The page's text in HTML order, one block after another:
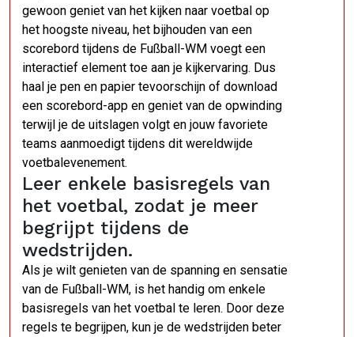
gewoon geniet van het kijken naar voetbal op
het hoogste niveau, het bijhouden van een
scorebord tijdens de Fußball-WM voegt een
interactief element toe aan je kijkervaring. Dus
haal je pen en papier tevoorschijn of download
een scorebord-app en geniet van de opwinding
terwijl je de uitslagen volgt en jouw favoriete
teams aanmoedigt tijdens dit wereldwijde
voetbalevenement.
Leer enkele basisregels van
het voetbal, zodat je meer
begrijpt tijdens de
wedstrijden.
Als je wilt genieten van de spanning en sensatie
van de Fußball-WM, is het handig om enkele
basisregels van het voetbal te leren. Door deze
regels te begrijpen, kun je de wedstrijden beter